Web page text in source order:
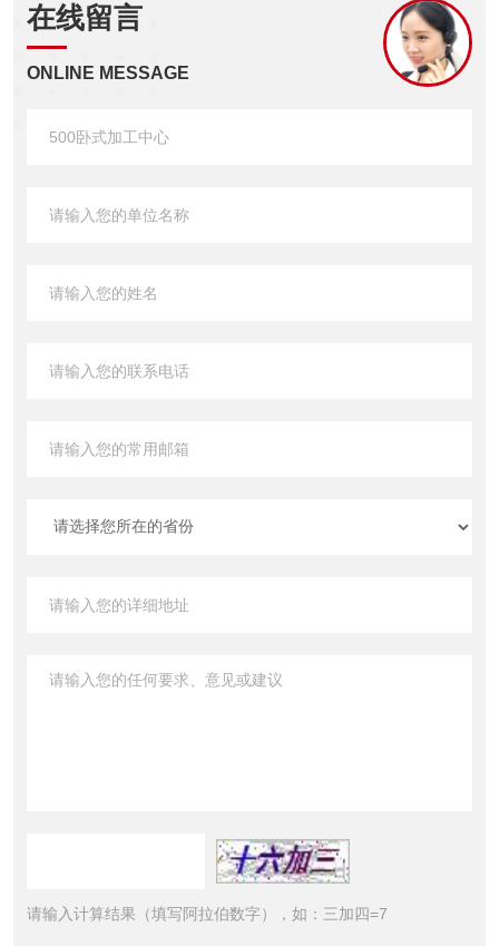
在线留言
ONLINE MESSAGE
请输入计算结果（填写阿拉伯数字），如：三加四=7